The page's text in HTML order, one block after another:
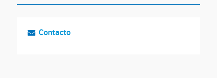
Contacto